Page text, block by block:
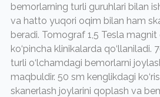
bemorlarning turli guruhlari bilan
va hatto yuqori oqim bilan ham
beradi. Tomograf 1,5 Tesla
ko‘pincha klinikalarda qo‘llaniladi.
turli o‘lchamdagi bemorlarni
maqbuldir. 50 sm kenglikdagi
skanerlash joylarini qoplash va